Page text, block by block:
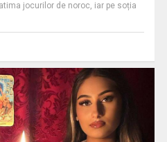
jocurilor de noroc, iar pe soția